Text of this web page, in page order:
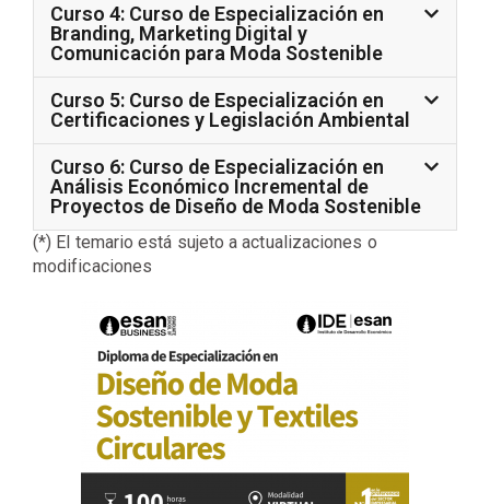
Curso 4: Curso de Especialización en
Branding, Marketing Digital y
Comunicación para Moda Sostenible
Curso 5: Curso de Especialización en
Certificaciones y Legislación Ambiental
Curso 6: Curso de Especialización en
Análisis Económico Incremental de
Proyectos de Diseño de Moda Sostenible
(*) El temario está sujeto a actualizaciones o
modificaciones